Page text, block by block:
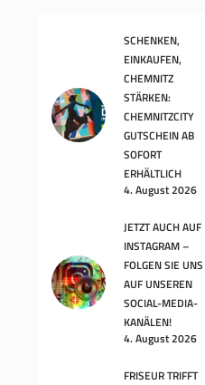
SCHENKEN,
EINKAUFEN,
CHEMNITZ
STÄRKEN:
CHEMNITZCITY
GUTSCHEIN AB
SOFORT
ERHÄLTLICH
4. August 2026
JETZT AUCH AUF
INSTAGRAM –
FOLGEN SIE UNS
AUF UNSEREN
SOCIAL-MEDIA-
KANÄLEN!
4. August 2026
FRISEUR TRIFFT